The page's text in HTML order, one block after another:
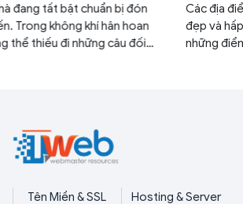
đang tất bật chuẩn bị đón
Trong không khí hân hoan
thể thiếu đi những câu đối
mới.
Các địa
đẹp và
những
Tên Miền & SSL Hosting & Server